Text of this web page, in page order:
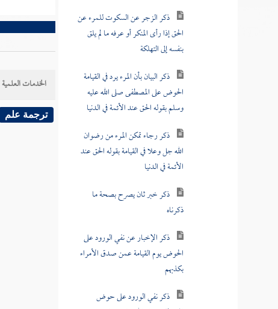
ذكر الزجر عن السكوت للمرء عن
الحق إذا رأى المنكر أو عرفه ما لم يلق
بنفسه إلى التهلكة
ذكر البيان بأن المرء يرد في القيامة
الحوض على المصطفى صلى الله عليه
وسلم بقوله الحق عند الأئمة في الدنيا
ذكر رجاء تمكن المرء من رضوان
الله جل وعلا في القيامة بقوله الحق عند
الأئمة في الدنيا
ذكر خبر ثان يصرح بصحة ما
ذكرناه
ذكر الإخبار عن نفي الورود على
الحوض يوم القيامة عمن صدق الأمراء
بكذبهم
ذكر نفي الورود على حوض
الخدمات العلمية
ترجمة علم